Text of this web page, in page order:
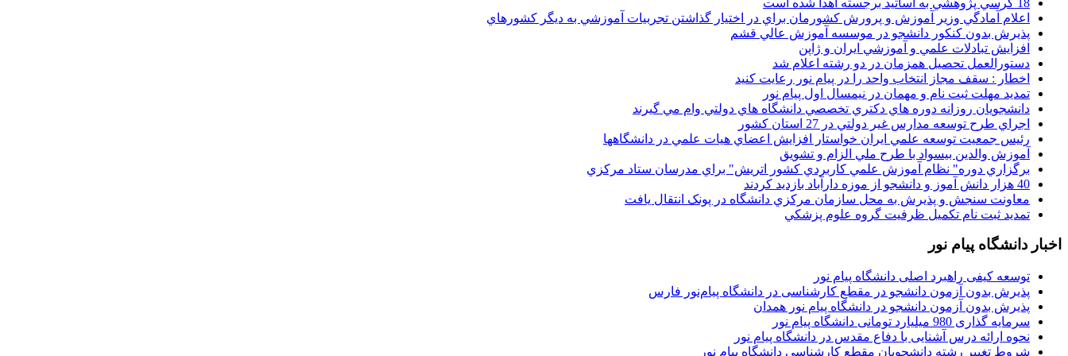
اعلام آمادگي وزير آموزش و پرورش کشورمان براي در اختيار گذاشتن تجربيات آموزشي به ديگر کشورهاي
پذيرش بدون کنکور دانشجو در موسسه آموزش عالي قشم
افزايش تبادلات علمي و آموزشي ايران و ژاپن
دستورالعمل تحصیل همزمان در دو رشته اعلام شد
اخطار : سقف مجاز انتخاب واحد را در پیام نور رعایت کنید
تمدید مهلت ثبت نام و مهمان در نیمسال اول پیام نور
دانشجويان روزانه دوره هاي دكتري تخصصي دانشگاه هاي دولتي وام مي گيرند
اجراي طرح توسعه مدارس غير دولتي در 27 استان کشور
رئيس جمعيت توسعه علمي ايران خواستار افزايش اعضاي هيات علمي در دانشگاهها
آموزش والدين بيسواد با طرح ملي الزام و تشويق
برگزاري دوره" نظام آموزش علمي كاربردي كشور اتريش" براي مدرسان ستاد مرکزي
40 هزار دانش آموز و دانشجو از موزه دارآباد بازديد کردند
معاونت سنجش و پذيرش به محل سازمان مرکزي دانشگاه در پونک انتقال يافت
تمديد ثبت نام تکميل ظرفيت گروه علوم پزشکي
اخبار دانشگاه پیام نور
توسعه کیفی راهبرد اصلی دانشگاه پیام نور
پذیرش بدون آزمون دانشجو در مقطع کارشناسی در دانشگاه پیام‌نور فارس
پذیرش بدون آزمون دانشجو در دانشگاه پیام نور همدان
سرمایه گذاری 980 میلیارد تومانی دانشگاه پیام نور
نحوه ارائه درس آشنایی با دفاع مقدس در دانشگاه پیام نور
شروط تغییر رشته دانشجویان مقطع کارشناسی دانشگاه پیام نور